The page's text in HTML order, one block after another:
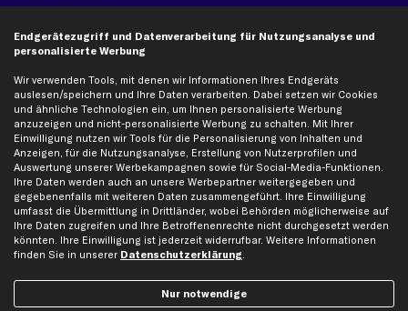
Seat Ersatzteile
Skoda Ersatzteile
VW Ersatzteile
Social Media
Jetzt APP Downloaden
kfzteile24 Newsletter
Endgerätezugriff und Datenverarbeitung für Nutzungsanalyse und
personalisierte Werbung
Wir verwenden Tools, mit denen wir Informationen Ihres Endgeräts
auslesen/speichern und Ihre Daten verarbeiten. Dabei setzen wir Cookies
und ähnliche Technologien ein, um Ihnen personalisierte Werbung
anzuzeigen und nicht-personalisierte Werbung zu schalten. Mit Ihrer
Einwilligung nutzen wir Tools für die Personalisierung von Inhalten und
Anzeigen, für die Nutzungsanalyse, Erstellung von Nutzerprofilen und
Auswertung unserer Werbekampagnen sowie für Social-Media-Funktionen.
Ihre Daten werden auch an unsere Werbepartner weitergegeben und
gegebenenfalls mit weiteren Daten zusammengeführt. Ihre Einwilligung
umfasst die Übermittlung in Drittländer, wobei Behörden möglicherweise auf
Ihre Daten zugreifen und Ihre Betroffenenrechte nicht durchgesetzt werden
könnten. Ihre Einwilligung ist jederzeit widerrufbar. Weitere Informationen
finden Sie in unserer Datenschutzerklärung.
Nur notwendige